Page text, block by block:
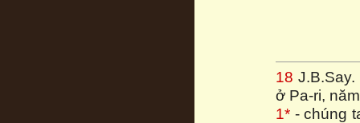
18
ở Pa-ri,
1* - chúng